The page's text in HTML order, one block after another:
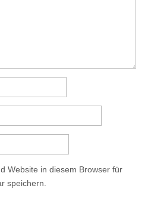
Website in diesem Browser für
speichern.